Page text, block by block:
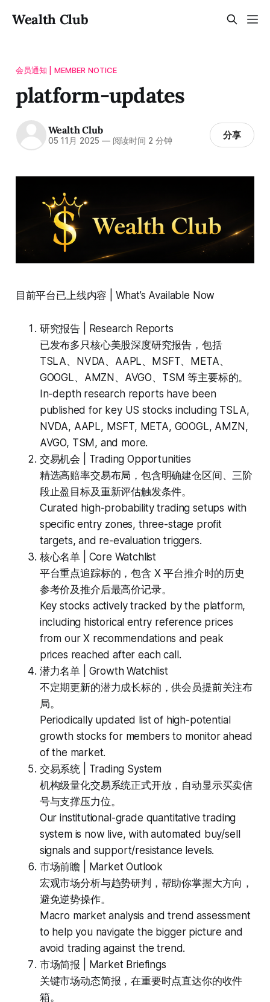
Wealth Club
会员通知 | MEMBER NOTICE
platform-updates
Wealth Club
05 11月 2025 —阅读时间 2 分钟 分享
目前平台已上线内容 | What’s Available Now
研究报告 | Research Reports
已发布多只核心美股深度研究报告，包括
TSLA、NVDA、AAPL、MSFT、META、
GOOGL、AMZN、AVGO、TSM 等主要标的。
In-depth research reports have been
published for key US stocks including TSLA,
NVDA, AAPL, MSFT, META, GOOGL, AMZN,
AVGO, TSM, and more.
交易机会 | Trading Opportunities
精选高赔率交易布局，包含明确建仓区间、三阶
段止盈目标及重新评估触发条件。
Curated high-probability trading setups with
specific entry zones, three-stage profit
targets, and re-evaluation triggers.
核心名单 | Core Watchlist
平台重点追踪标的，包含 X 平台推介时的历史
参考价及推介后最高价记录。
Key stocks actively tracked by the platform,
including historical entry reference prices
from our X recommendations and peak
prices reached after each call.
潜力名单 | Growth Watchlist
不定期更新的潜力成长标的，供会员提前关注布
局。
Periodically updated list of high-potential
growth stocks for members to monitor ahead
of the market.
交易系统 | Trading System
机构级量化交易系统正式开放，自动显示买卖信
号与支撑压力位。
Our institutional-grade quantitative trading
system is now live, with automated buy/sell
signals and support/resistance levels.
市场前瞻 | Market Outlook
宏观市场分析与趋势研判，帮助你掌握大方向，
避免逆势操作。
Macro market analysis and trend assessment
to help you navigate the bigger picture and
avoid trading against the trend.
市场简报 | Market Briefings
关键市场动态简报，在重要时点直达你的收件
箱。